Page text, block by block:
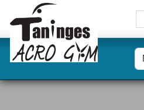
Panneau de gestion des cookies